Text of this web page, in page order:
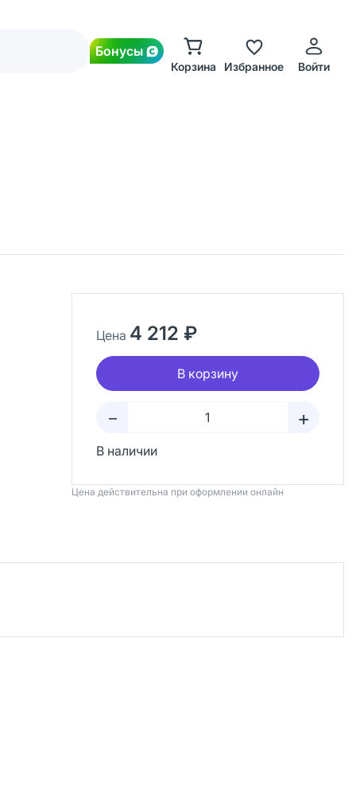
Бонусы
Корзина Избранное Войти
Цена 4 212 ₽
В корзину
– +
В наличии
Цена действительна при оформлении онлайн